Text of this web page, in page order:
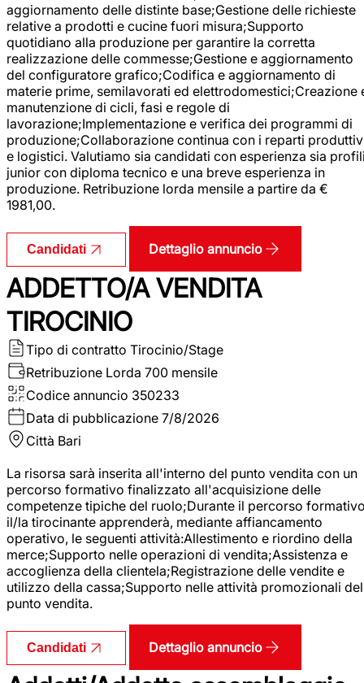
aggiornamento delle distinte base;Gestione delle richieste
relative a prodotti e cucine fuori misura;Supporto
quotidiano alla produzione per garantire la corretta
realizzazione delle commesse;Gestione e aggiornamento
del configuratore grafico;Codifica e aggiornamento di
materie prime, semilavorati ed elettrodomestici;Creazione
manutenzione di cicli, fasi e regole di
lavorazione;Implementazione e verifica dei programmi di
produzione;Collaborazione continua con i reparti
e logistici. Valutiamo sia candidati con esperienza sia
junior con diploma tecnico e una breve esperienza in
produzione. Retribuzione lorda mensile a partire da €
1981,00.
Candidati Dettaglio annuncio
ADDETTO/A VENDITA
TIROCINIO
Tipo di contratto Tirocinio/Stage
Retribuzione Lorda 700 mensile
Codice annuncio 350233
Data di pubblicazione 7/8/2026
Città Bari
La risorsa sarà inserita all'interno del punto vendita con un
percorso formativo finalizzato all'acquisizione delle
competenze tipiche del ruolo;Durante il percorso
il/la tirocinante apprenderà, mediante affiancamento
operativo, le seguenti attività:Allestimento e riordino della
merce;Supporto nelle operazioni di vendita;Assistenza e
accoglienza della clientela;Registrazione delle vendite e
utilizzo della cassa;Supporto nelle attività promozionali del
punto vendita.
Candidati Dettaglio annuncio